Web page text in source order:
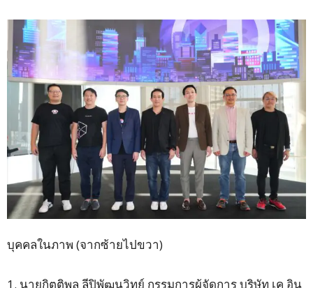
บุคคลในภาพ (จากซ้ายไปขวา)
1. นายกิตติพล ลีปิพัฒนวิทย์ กรรมการผู้จัดการ บริษัท เค อิน